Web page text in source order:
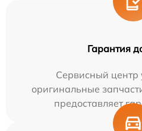
Гарантия
Сервисный центр
оригинальные
предоставляет